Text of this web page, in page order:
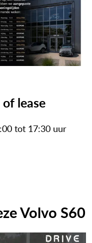
view (139)
lease
tot 17:30 uur
Volvo S60